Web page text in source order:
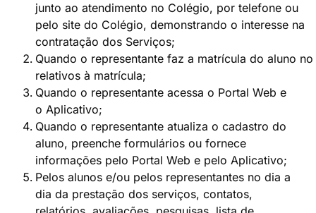
junto ao atendimento no Colégio, por telefone ou
pelo site do Colégio, demonstrando o interesse na
contratação dos Serviços;
Quando o representante faz a matrícula do aluno
relativos à matrícula;
Quando o representante acessa o Portal Web e
o Aplicativo;
Quando o representante atualiza o cadastro do
aluno, preenche formulários ou fornece
informações pelo Portal Web e pelo Aplicativo;
Pelos alunos e/ou pelos representantes no dia a
dia da prestação dos serviços, contatos,